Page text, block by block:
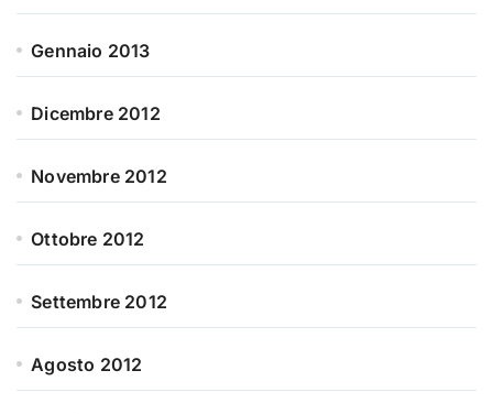
Gennaio 2013
Dicembre 2012
Novembre 2012
Ottobre 2012
Settembre 2012
Agosto 2012